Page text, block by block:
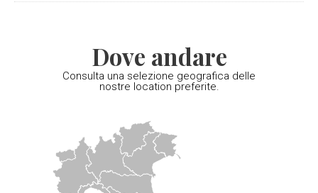
Dove andare
Consulta una selezione geografica delle
nostre location preferite.